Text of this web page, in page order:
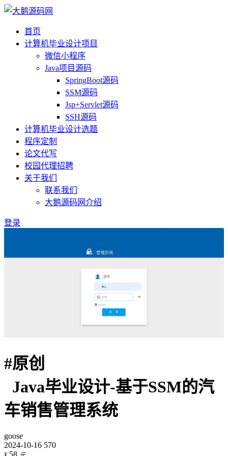
首页
计算机毕业设计项目
微信小程序
Java项目源码
SpringBoot源码
SSM源码
Jsp+Servlet源码
SSH源码
计算机毕业设计选题
程序定制
论文代写
校园代理招聘
关于我们
联系我们
大鹅源码网介绍
登录
#原创
Java毕业设计-基于SSM的汽
车销售管理系统
goose
2024-10-16 570
58